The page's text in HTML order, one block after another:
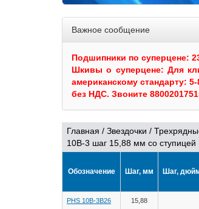
Важное сообщение
Подшипники по суперцене:
Шкивыо суперцене: Для
американскому стандарту:
без НДС. Звоните
Главная / Звездочки /
10B-3 шаг 15,88 мм со ступицей
Обозначение Шаг, мм Шаг,
PHS 10B-3B26 15,88